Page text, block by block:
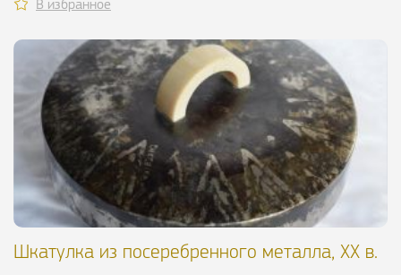
В избранное
Шкатулка из посеребренного металла, ХХ в.